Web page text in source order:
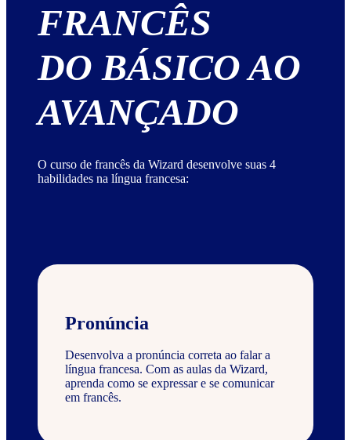
FRANCÊS
DO BÁSICO AO
AVANÇADO
O curso de francês da Wizard desenvolve suas 4
habilidades na língua francesa:
Pronúncia
Desenvolva a pronúncia correta ao falar a
língua francesa. Com as aulas da Wizard,
aprenda como se expressar e se comunicar
em francês.